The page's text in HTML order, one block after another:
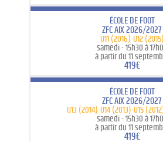
ÉCOLE DE FOOT
ZFC AIX 2026/2027
U11 (2016)-U12 (2015)
samedi - 15h30 à
à partir du 11
419€
ÉCOLE DE FOOT
ZFC AIX 2026/2027
U13 (2014)-U14 (2013)-U15
samedi - 15h30 à
à partir du 11
419€